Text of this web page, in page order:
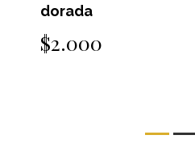
dorada
$2.000